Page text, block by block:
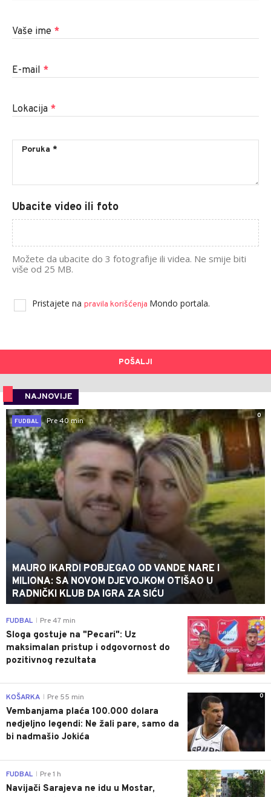
Vaše ime *
E-mail *
Lokacija *
Ubacite video ili foto
Možete da ubacite do 3 fotografije ili videa. Ne smije biti
više od 25 MB.
Pristajete na pravila korišćenja Mondo portala.
POŠALJI
NAJNOVIJE
0
FUDBAL
Pre 40 min
MAURO IKARDI POBJEGAO OD VANDE NARE I
MILIONA: SA NOVOM DJEVOJKOM OTIŠAO U
RADNIČKI KLUB DA IGRA ZA SIĆU
0
FUDBAL Pre 47 min
Sloga gostuje na "Pecari": Uz
maksimalan pristup i odgovornost do
pozitivnog rezultata
0
KOŠARKA Pre 55 min
Vembanjama plaća 100.000 dolara
nedjeljno legendi: Ne žali pare, samo da
bi nadmašio Jokića
0
FUDBAL Pre 1 h
Navijači Sarajeva ne idu u Mostar,